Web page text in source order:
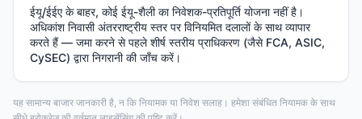
ईयू/ईईए के बाहर, कोई ईयू-शैली का निवेशक-प्रतिपूर्ति योजना नहीं है।
अधिकांश निवासी अंतरराष्ट्रीय स्तर पर विनियमित दलालों के साथ व्यापार
करते हैं — जमा करने से पहले शीर्ष स्तरीय प्राधिकरण (जैसे FCA, ASIC,
CySEC) द्वारा निगरानी की जाँच करें।
यह सामान्य बाजार जानकारी है, न कि नियामक या निवेश सलाह। हमेशा संबंधित नियामक के साथ